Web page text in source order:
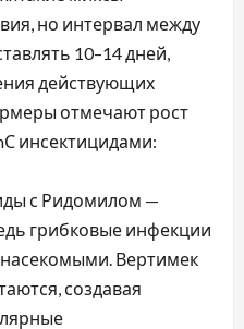
но интервал между
10–14 дней,
действующих
отмечают рост
инсектицидами:
с Ридомилом —
грибковые инфекции
насекомыми. Вертимек
создавая